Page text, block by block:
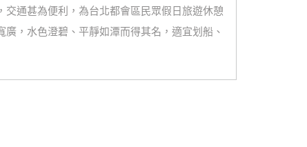
通甚為便利，為台北都會區民眾假日旅遊休憩
，水色澄碧、平靜如潭而得其名，適宜划船、